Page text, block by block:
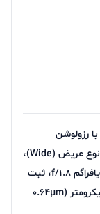
کنتراست کمی
است که گاهی
با رزولوشن
۵۰+۸+۲ مگاپیکسل / - حسگر اول از نوع عریض (Wide)،
با رزولوشن ۵۰ مگاپیکسل، دریچه‌ی دیافراگم f/۱.۸، ثبت
تصاویر با پیکسل‎هایی به سایز ۰.۶۴ میکرومتر (۰.۶۴µm